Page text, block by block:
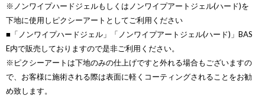
※ノンワイプハードジェルもしくはノンワイプアートジェル(ハード)を
下地に使用しピクシーアートとしてご利用ください
■「ノンワイプハードジェル」「ノンワイプアートジェル(ハード)」BAS
E内で販売しておりますので是非ご利用ください。
※ピクシーアートは下地のみの仕上げですと外れる場合もございますの
で、お客様に施術される際は表面に軽くコーティングされることをお勧
め致します。